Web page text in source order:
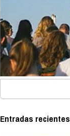
Entradas recientes